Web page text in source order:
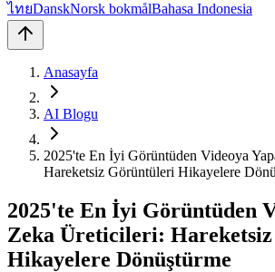
ไทยDanskNorsk bokmålBahasa Indonesia
Anasayfa
AI Blogu
2025'te En İyi Görüntüden Videoya
Hareketsiz Görüntüleri Hikayelere
2025'te En İyi Görüntüden
Zeka Üreticileri:
Hikayelere Dönüştürme